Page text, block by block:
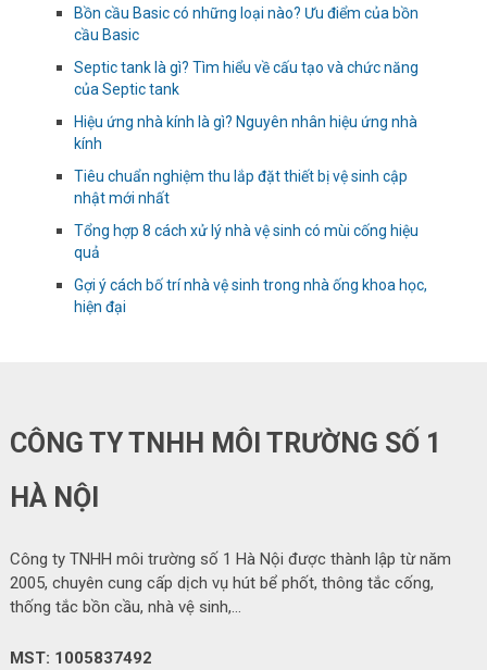
Bồn cầu Basic có những loại nào? Ưu điểm của bồn
cầu Basic
Septic tank là gì? Tìm hiểu về cấu tạo và chức năng
của Septic tank
Hiệu ứng nhà kính là gì? Nguyên nhân hiệu ứng nhà
kính
Tiêu chuẩn nghiệm thu lắp đặt thiết bị vệ sinh cập
nhật mới nhất
Tổng hợp 8 cách xử lý nhà vệ sinh có mùi cống hiệu
quả
Gợi ý cách bố trí nhà vệ sinh trong nhà ống khoa học,
hiện đại
CÔNG TY TNHH MÔI TRƯỜNG SỐ 1
HÀ NỘI
Công ty TNHH môi trường số 1 Hà Nội được thành lập từ năm
2005, chuyên cung cấp dịch vụ hút bể phốt, thông tắc cống,
thống tắc bồn cầu, nhà vệ sinh,…
MST: 1005837492